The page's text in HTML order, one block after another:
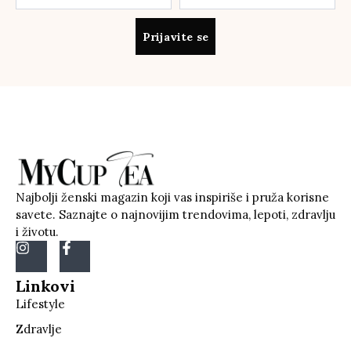
Prijavite se
Najbolji ženski magazin koji vas inspiriše i pruža korisne
savete. Saznajte o najnovijim trendovima, lepoti, zdravlju
i životu.
Linkovi
Lifestyle
Zdravlje